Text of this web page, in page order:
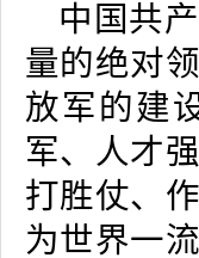
中国共
量的绝对
放军的建
军、人才
打胜仗、
为世界一